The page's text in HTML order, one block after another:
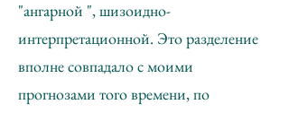
"ангарной ", шизоидно-
интерпретационной. Это разделение
вполне совпадало с моими
прогнозами того времени, по